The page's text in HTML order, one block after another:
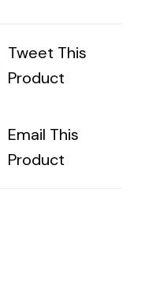
Tweet This
Product
Email This
Product